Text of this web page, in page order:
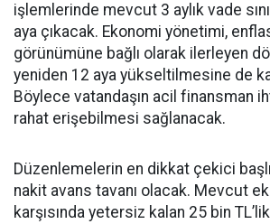
işlemlerinde mevcut 3 aylık vade
aya çıkacak. Ekonomi yönetimi,
görünümüne bağlı olarak ilerleyen
yeniden 12 aya yükseltilmesine de
Böylece vatandaşın acil finansman
rahat erişebilmesi sağlanacak.
Düzenlemelerin en dikkat çekici
nakit avans tavanı olacak. Mevcut
karşısında yetersiz kalan 25 bin